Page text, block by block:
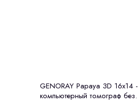
GENORAY Papaya 3D 16x14 -
компьютерный томограф без